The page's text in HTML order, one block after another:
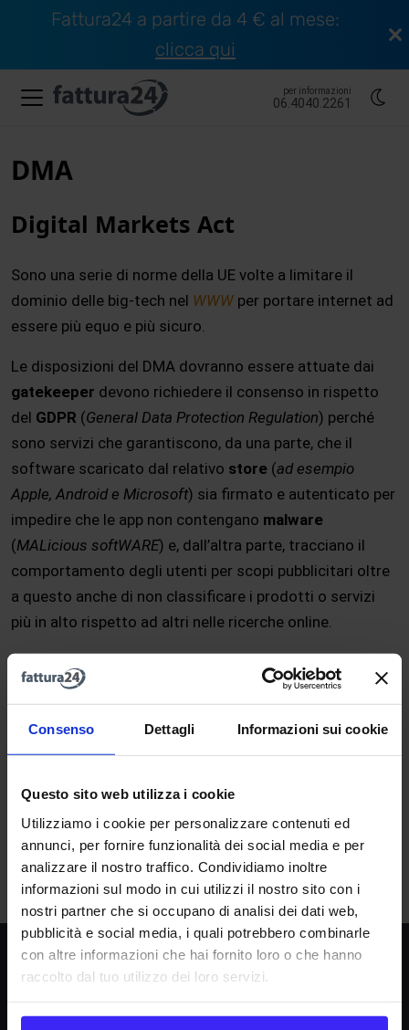
Consenso Dettagli Informazioni sui cookie
Questo sito web utilizza i cookie
Utilizziamo i cookie per personalizzare contenuti ed
annunci, per fornire funzionalità dei social media e per
analizzare il nostro traffico. Condividiamo inoltre
informazioni sul modo in cui utilizzi il nostro sito con i
nostri partner che si occupano di analisi dei dati web,
pubblicità e social media, i quali potrebbero combinarle
con altre informazioni che hai fornito loro o che hanno
raccolto dal tuo utilizzo dei loro servizi.
Fattura24 a partire da 4 € al mese:
clicca qui
per informazioni
06.4040.2261
DMA
Digital Markets Act
Sono una serie di norme della UE volte a limitare il
dominio delle big-tech nel WWW per portare internet ad
essere più equo e più sicuro.
Le disposizioni del DMA dovranno essere attuate dai
gatekeeper devono richiedere il consenso in rispetto
del GDPR (General Data Protection Regulation) perché
sono servizi che garantiscono, da una parte, che il
software scaricato dal relativo store (ad esempio
Apple, Android e Microsoft) sia firmato e autenticato per
impedire che le app non contengano malware
(MALicious softWARE) e, dall’altra parte, tracciano il
comportamento degli utenti per scopi pubblicitari oltre
a questo anche di non classificare i prodotti o servizi
più in alto rispetto ad altri nelle ricerche online.
messaggistica e piattaforme di social mediache
la possibilità di disinstallare la
app di sistema(app
A B C D E F G H I J K L
M
N
O P Q R S T U V W X
Società
Dicono di noi